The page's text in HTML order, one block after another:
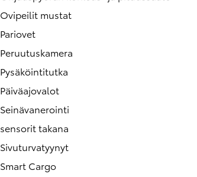
Ovipeilit mustat
Pariovet
Peruutuskamera
Pysäköintitutka
Päiväajovalot
Seinävanerointi
sensorit takana
Sivuturvatyynyt
Smart Cargo